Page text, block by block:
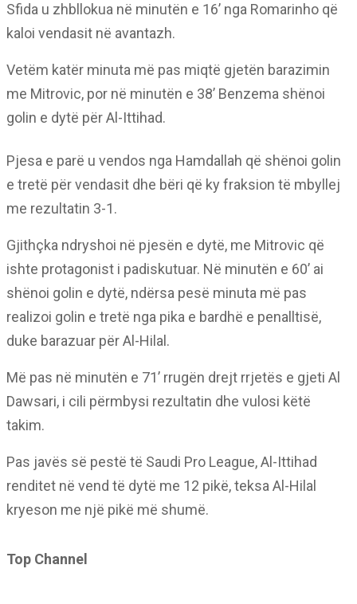
Sfida u zhbllokua në minutën e 16’ nga Romarinho që
kaloi vendasit në avantazh.
Vetëm katër minuta më pas miqtë gjetën barazimin
me Mitrovic, por në minutën e 38’ Benzema shënoi
golin e dytë për Al-Ittihad.
Pjesa e parë u vendos nga Hamdallah që shënoi golin
e tretë për vendasit dhe bëri që ky fraksion të mbyllej
me rezultatin 3-1.
Gjithçka ndryshoi në pjesën e dytë, me Mitrovic që
ishte protagonist i padiskutuar. Në minutën e 60’ ai
shënoi golin e dytë, ndërsa pesë minuta më pas
realizoi golin e tretë nga pika e bardhë e penalltisë,
duke barazuar për Al-Hilal.
Më pas në minutën e 71’ rrugën drejt rrjetës e gjeti Al
Dawsari, i cili përmbysi rezultatin dhe vulosi këtë
takim.
Pas javës së pestë të Saudi Pro League, Al-Ittihad
renditet në vend të dytë me 12 pikë, teksa Al-Hilal
kryeson me një pikë më shumë.
Top Channel